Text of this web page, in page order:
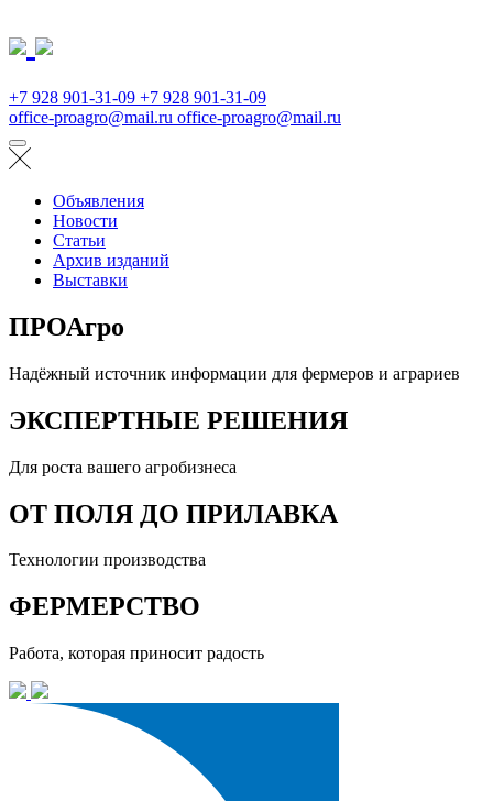
+7 928 901-31-09 +7 928 901-31-09
office-proagro@mail.ru office-proagro@mail.ru
Объявления
Новости
Статьи
Архив изданий
Выставки
ПРОАгро
Надёжный источник информации для фермеров и аграриев
ЭКСПЕРТНЫЕ РЕШЕНИЯ
Для роста вашего агробизнеса
ОТ ПОЛЯ ДО ПРИЛАВКА
Технологии производства
ФЕРМЕРСТВО
Работа, которая приносит радость